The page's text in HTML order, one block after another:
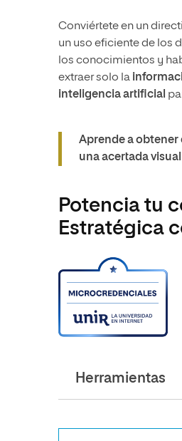
Conviértete en un
un uso eficiente de los
los conocimientos y
extraer solo la
inteligencia artificial
Aprende a
una acertada
Potencia tu
Estratégica
Herramientas